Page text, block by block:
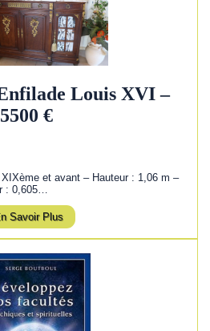
Louis XVI –
€
et avant – Hauteur : 1,06 m –
: 0,605…
Savoir Plus